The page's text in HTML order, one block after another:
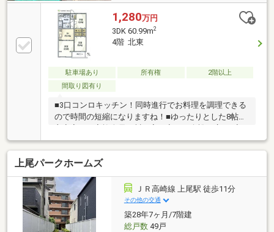
1,280万円
3DK 60.99m2
4階 北東
駐車場あり 所有権
2階以上
間取り図有り
■3口コンロキッチン！同時進行でお料理を調理できる
ので時間の短縮になりますね！■ゆったりとした8帖の
相も元気なお子様も快適に眠れます(^^)■4階部分のお
部屋で開放感があります♪上の階なので比較的静かな
環境で過ごせます！初めてのマイホーム探しは、地元
のひだまりハウスにお任せください！◆お車でお越し
の際は◆お客様駐車場も店舗敷地内にございますの
で、直接ご来店いただいても駐車できます(^^)/◆清
潔・整理整頓のこころがけ◆除菌や清潔さを大切に、
毎日の掃除・整理整頓をこころがけております。
上尾パークホームズ
ＪＲ高崎線 上尾駅 徒歩11分
その他の交通
築28年7ヶ月/7階建
総戸数49戸